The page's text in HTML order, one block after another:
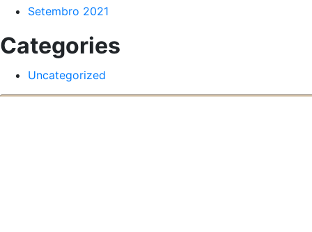
Setembro 2021
Categories
Uncategorized